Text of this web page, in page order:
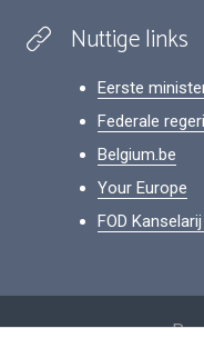
Nuttige links
Eerste
Federale
Belgium.be
Your Europe
FOD